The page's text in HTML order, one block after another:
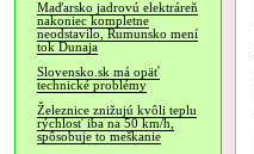
Maďarsko jadrovú elektráreň
nakoniec kompletne
neodstavilo, Rumunsko mení
tok Dunaja
Slovensko.sk má opäť
technické problémy
Železnice znižujú kvôli teplu
rýchlosť iba na 50 km/h,
spôsobuje to meškanie